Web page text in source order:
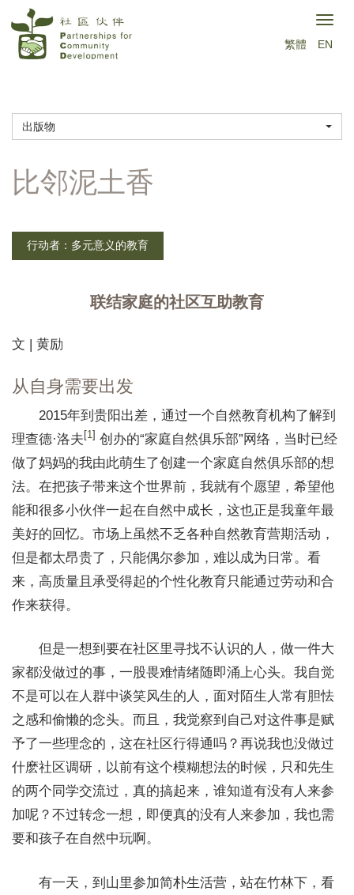
转
繁體 EN
出版物
行动者：多元意义的教育
联结家庭的社区互助教育
文 | 黄励
从自身需要出发
2015年到贵阳出差，通过一个自然教育机构了解到
理查德·洛夫 [1] 创办的“家庭自然俱乐部”网络，当时已经
做了妈妈的我由此萌生了创建一个家庭自然俱乐部的想
法。在把孩子带来这个世界前，我就有个愿望，希望他
能和很多小伙伴一起在自然中成长，这也正是我童年最
美好的回忆。市场上虽然不乏各种自然教育营期活动，
但是都太昂贵了，只能偶尔参加，难以成为日常。看
来，高质量且承受得起的个性化教育只能通过劳动和合
作来获得。
但是一想到要在社区里寻找不认识的人，做一件大
家都没做过的事，一股畏难情绪随即涌上心头。我自觉
不是可以在人群中谈笑风生的人，面对陌生人常有胆怯
之感和偷懒的念头。而且，我觉察到自己对这件事是赋
予了一些理念的，这在社区行得通吗？再说我也没做过
什麽社区调研，以前有这个模糊想法的时候，只和先生
的两个同学交流过，真的搞起来，谁知道有没有人来参
加呢？不过转念一想，即便真的没有人来参加，我也需
要和孩子在自然中玩啊。
有一天，到山里参加简朴生活营，站在竹林下，看